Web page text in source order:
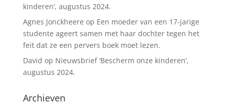
kinderen’, augustus 2024.
Agnes Jonckheere op Een moeder van een 17-jarige
studente ageert samen met haar dochter tegen het
feit dat ze een pervers boek moet lezen.
David op Nieuwsbrief ‘Bescherm onze kinderen’,
augustus 2024.
Archieven